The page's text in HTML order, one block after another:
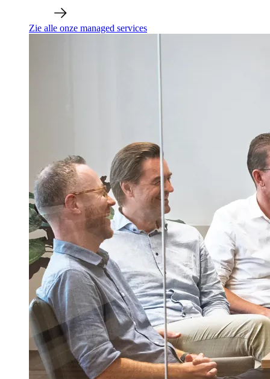
Zie alle onze managed services